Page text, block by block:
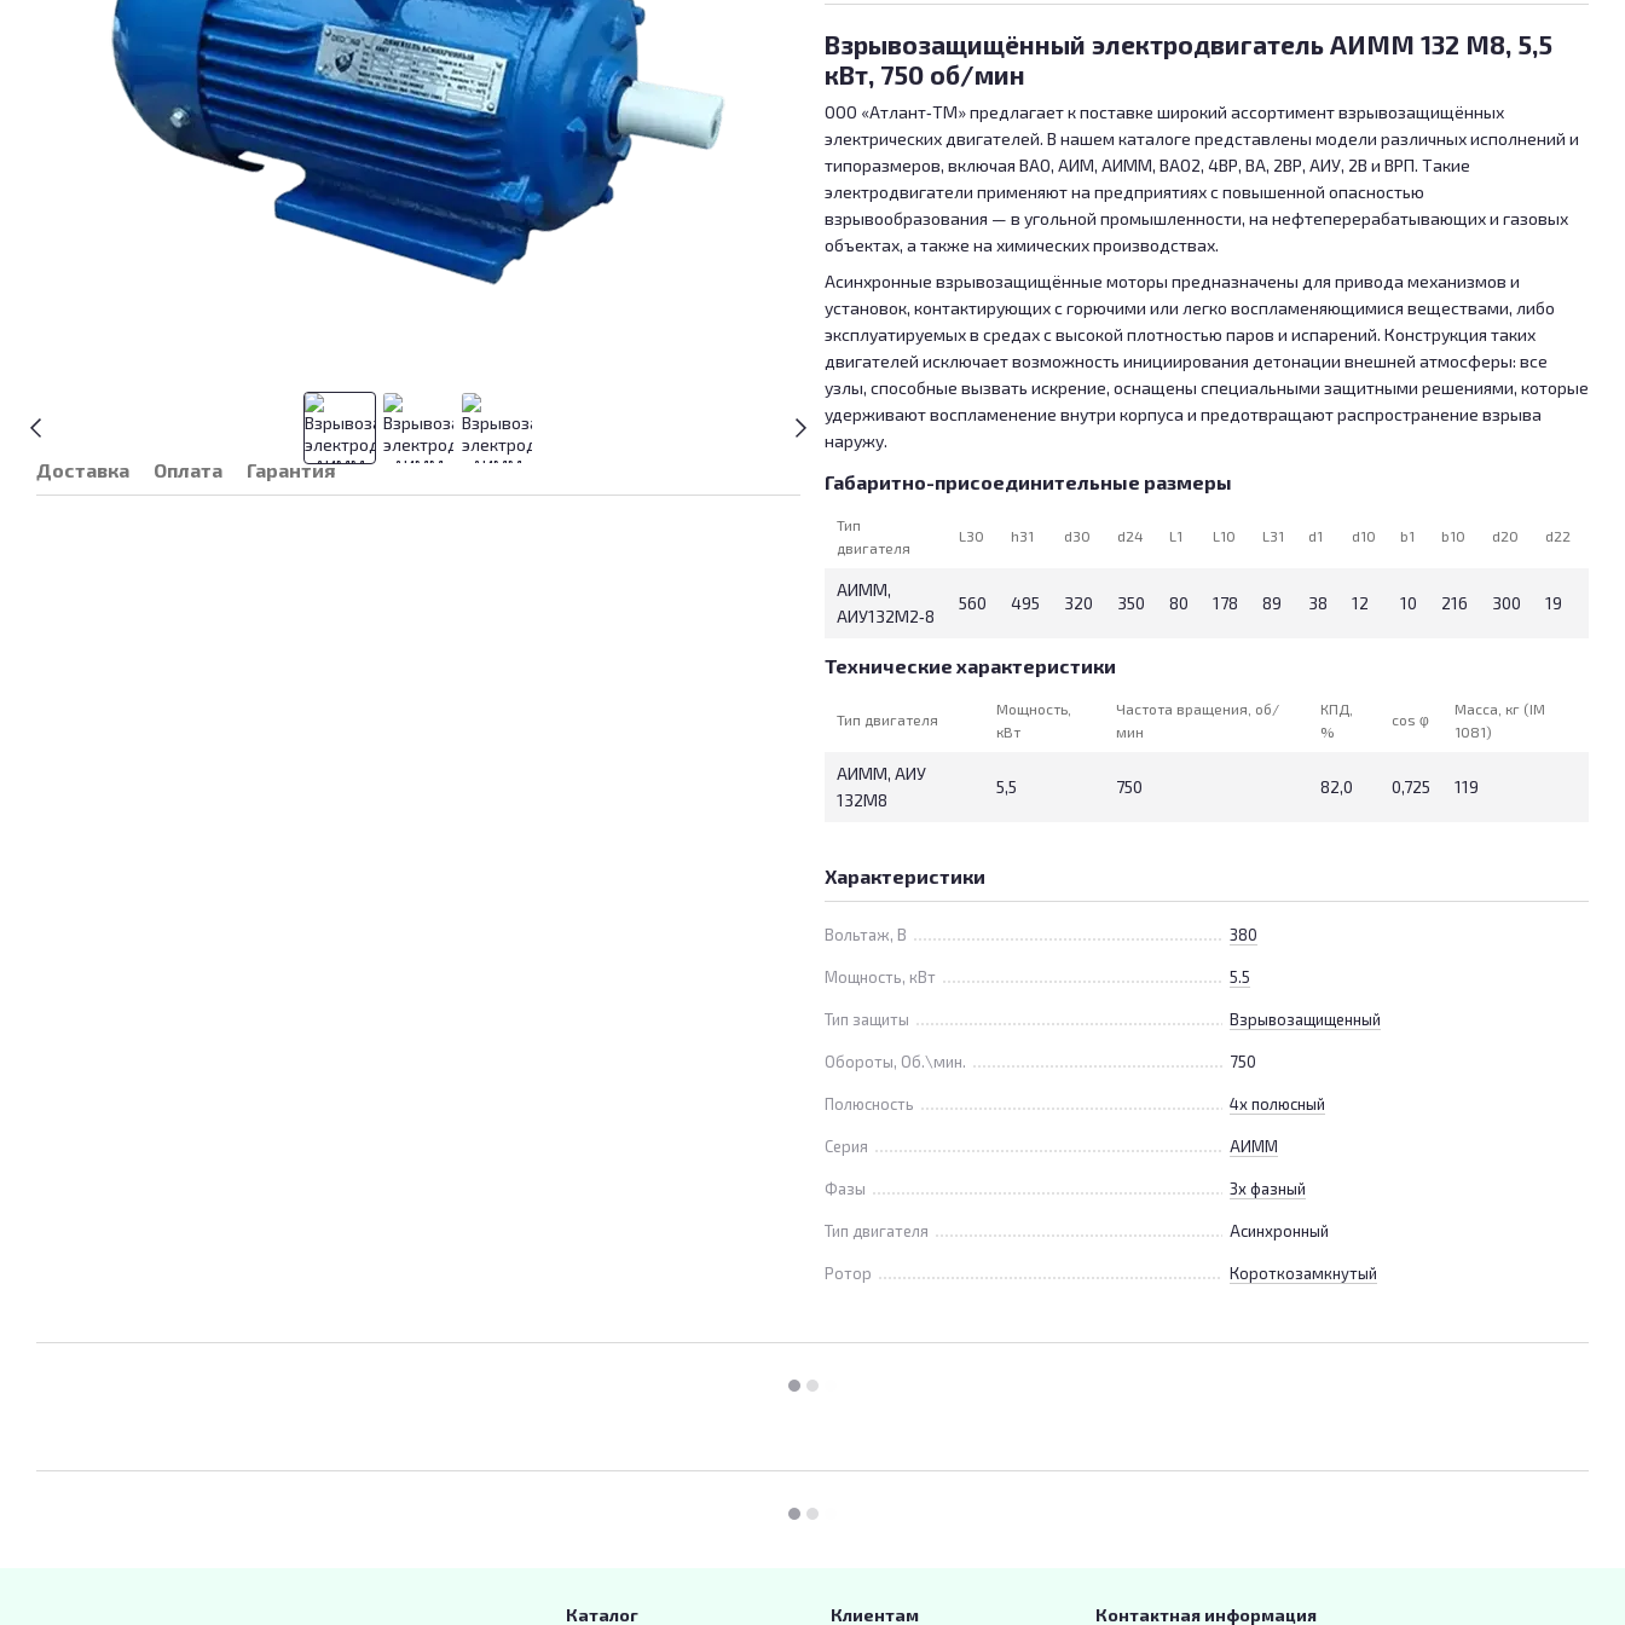
Доставка Оплата Гарантия
Взрывозащищённый электродвигатель АИММ 132 М8, 5,5
кВт, 750 об/мин
ООО «Атлант‑TM» предлагает к поставке широкий ассортимент взрывозащищённых
электрических двигателей. В нашем каталоге представлены модели различных исполнений и
типоразмеров, включая ВАО, АИМ, АИММ, ВАО2, 4ВР, ВА, 2ВР, АИУ, 2В и ВРП. Такие
электродвигатели применяют на предприятиях с повышенной опасностью
взрывообразования — в угольной промышленности, на нефтеперерабатывающих и газовых
объектах, а также на химических производствах.
Асинхронные взрывозащищённые моторы предназначены для привода механизмов и
установок, контактирующих с горючими или легко воспламеняющимися веществами, либо
эксплуатируемых в средах с высокой плотностью паров и испарений. Конструкция таких
двигателей исключает возможность инициирования детонации внешней атмосферы: все
узлы, способные вызвать искрение, оснащены специальными защитными решениями, которые
удерживают воспламенение внутри корпуса и предотвращают распространение взрыва
наружу.
Габаритно-присоединительные размеры
Тип
двигателя
L30 h31 d30 d24 L1 L10 L31 d1 d10 b1 b10 d20 d22
АИММ,
АИУ132М2‑8
560 495 320 350 80 178 89 38 12 10 216 300 19
Технические характеристики
Тип двигателя
Мощность,
кВт
Частота вращения, об/
мин
КПД,
%
cos φ
Масса, кг (IM
1081)
АИММ, АИУ
132М8
5,5 750 82,0 0,725 119
Характеристики
Вольтаж, В 380
Мощность, кВт 5.5
Тип защиты Взрывозащищенный
Обороты, Об.\мин. 750
Полюсность 4х полюсный
Серия АИММ
Фазы 3х фазный
Тип двигателя Асинхронный
Ротор Короткозамкнутый
Каталог Клиентам Контактная информация